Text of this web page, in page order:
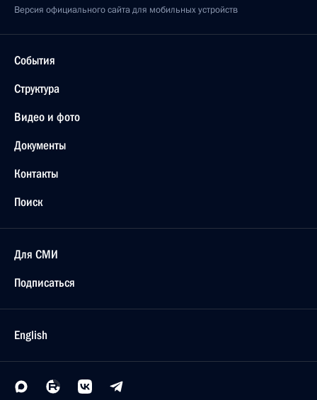
Версия официального сайта для мобильных устройств
События
Структура
Видео и фото
Документы
Контакты
Поиск
Для СМИ
Подписаться
English